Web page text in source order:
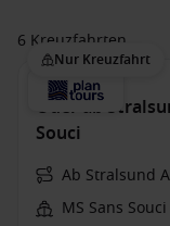
6 Kreuzfahrten
Nur Kreuzfahrt
Oder ab
Souci
Ab Stralsund
MS Sans Souci